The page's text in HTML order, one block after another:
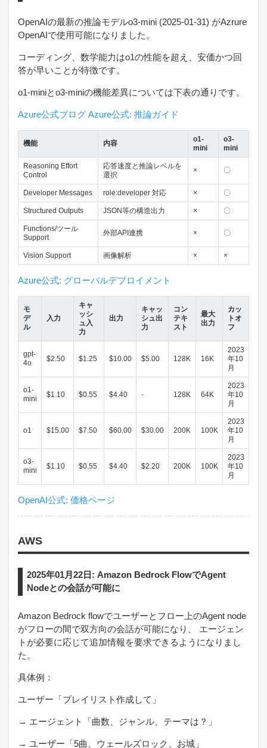
OpenAIの最新の推論モデルo3-mini (2025-01-31) がAzrure
OpenAIで使用可能になりました。
コーディング、数学能力はo1の性能を超え、安価かつ回
答が早いことが特徴です。
o1-miniとo3-miniの機能差異については下表の通りです。
Azure公式ブログ Azure公式: 推論ガイド
機能 内容
o1-
mini
o3-
mini
Reasoning Effort
Control
応答速度と推論レベルを
選択
× 〇
Developer Messages role:developer 対応 × 〇
Structured Outputs JSON等の構造出力 × 〇
Functions/ツール
Support
外部API連携 × 〇
Vision Support 画像解析 × ×
Azure公式: グローバルデプロイメント
モ
デ
ル
入力
キャ
ッシ
ュ入
力
出力
キャッ
シュ出
力
コン
テキ
スト
最大
出力
カッ
トオ
フ
gpt-
4o
$2.50 $1.25 $10.00 $5.00 128K 16K
2023
年10
月
o1-
mini
$1.10 $0.55 $4.40 - 128K 64K
2023
年10
月
o1 $15.00 $7.50 $60.00 $30.00 200K 100K
2023
年10
月
o3-
mini
$1.10 $0.55 $4.40 $2.20 200K 100K
2023
年10
月
OpenAI公式: 価格ページ
AWS
2025年01月22日: Amazon Bedrock FlowでAgent
Nodeとの会話が可能に
Amazon Bedrock flowでユーザーとフロー上のAgent node
がフローの間で双方向の会話が可能になり、 エージェン
トが必要に応じて追加情報を要求できるようになりまし
た。
具体例：
ユーザー「プレイリスト作成して」
→ エージェント「曲数、ジャンル、テーマは？」
→ ユーザー「5曲、ウェールズロック、お城」